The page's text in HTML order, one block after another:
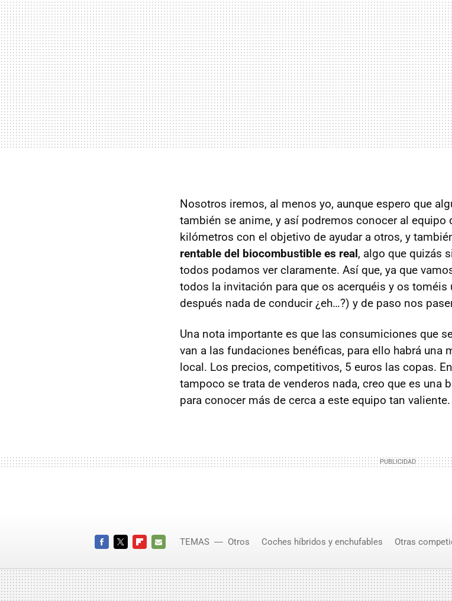
Nosotros iremos, al menos yo, aunque espero que
también se anime, y así podremos conocer al equipo
kilómetros con el objetivo de ayudar a otros, y
rentable del biocombustible es real, algo que quizás
todos podamos ver claramente. Así que, ya que
todos la invitación para que os acerquéis y os
después nada de conducir ¿eh…?) y de paso nos
Una nota importante es que las consumiciones que
van a las fundaciones benéficas, para ello habrá una
local. Los precios, competitivos, 5 euros las copas.
tampoco se trata de venderos nada, creo que es una
para conocer más de cerca a este equipo tan
MAIL
TEMAS Otros Coches híbridos y enchufables Otras